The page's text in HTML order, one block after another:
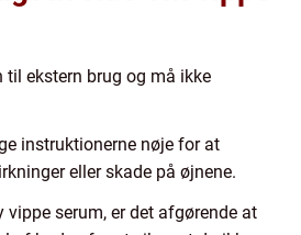
til ekstern brug og må ikke
instruktionerne nøje for at
eller skade på øjnene.
vippe serum, er det afgørende at